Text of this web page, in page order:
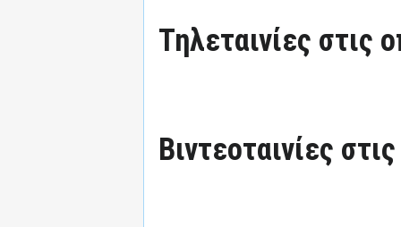
Τηλεταινίες στις
Βιντεοταινίες